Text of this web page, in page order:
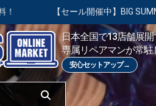
開催中】BIG SUMMER SALE | 対象の
日本全国で13店舗展
専属リペアマンが常
安心セットアップ→